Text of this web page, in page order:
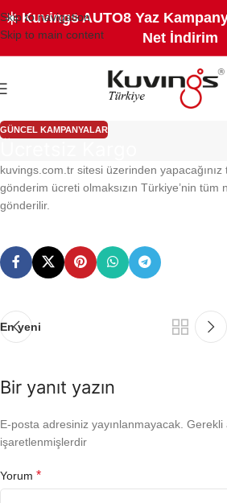
Skip to navigation
Skip to main content
☀️ Kuvings AUTO8 Yaz
Net İndirim
GÜNCEL KAMPANYALAR
kuvings.com.tr sitesi üzerinden yapacağınız
gönderim ücreti olmaksızın Türkiye’nin tüm
gönderilir.
En yeni
Bir yanıt yazın
E-posta adresiniz yayınlanmayacak. Gerekli
işaretlenmişlerdir
Yorum *